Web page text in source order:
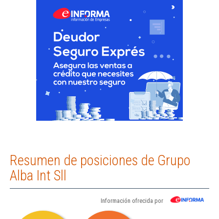
Resumen de posiciones de Grupo
Alba Int Sll
Información ofrecida por